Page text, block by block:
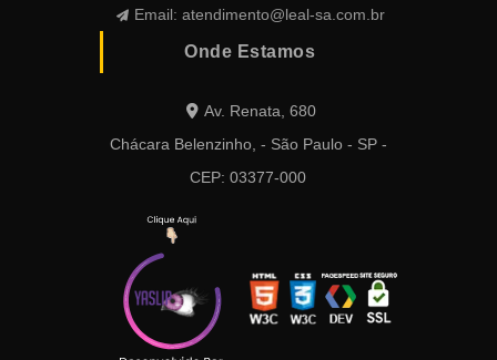
Email:atendimento@leal-sa.com.br
Onde Estamos
Av. Renata, 680
Chácara Belenzinho, - São Paulo - SP -
CEP: 03377-000